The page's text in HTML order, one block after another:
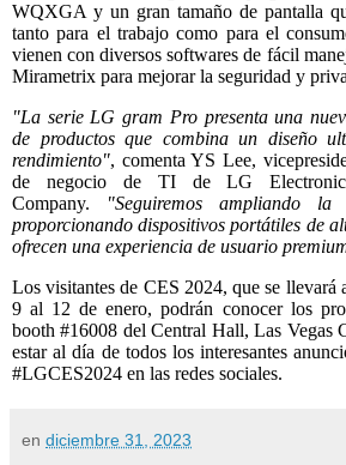
WQXGA y un gran tamaño de pantalla
tanto para el trabajo como para el
vienen con diversos softwares de fácil
Mirametrix para mejorar la seguridad y
"La serie LG gram Pro presenta una
de productos que combina un diseño
rendimiento", comenta YS Lee,
de negocio de TI de LG
Company.
"Seguiremos ampliando
proporcionando dispositivos portátiles de
ofrecen una experiencia de usuario
Los visitantes de CES 2024, que se llevará
9 al 12 de enero, podrán conocer los
booth #16008 del Central Hall, Las Vegas
estar al día de todos los interesantes
#LGCES2024 en las redes sociales.
en diciembre 31, 2023